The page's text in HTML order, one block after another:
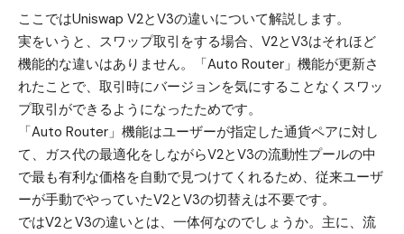
ここではUniswap V2とV3の違いについて解説します。
実をいうと、スワップ取引をする場合、V2とV3はそれほど
機能的な違いはありません。「Auto Router」機能が更新さ
れたことで、取引時にバージョンを気にすることなくスワッ
プ取引ができるようになったためです。
「Auto Router」機能はユーザーが指定した通貨ペアに対し
て、ガス代の最適化をしながらV2とV3の流動性プールの中
で最も有利な価格を自動で見つけてくれるため、従来ユーザ
ーが手動でやっていたV2とV3の切替えは不要です。
ではV2とV3の違いとは、一体何なのでしょうか。主に、流